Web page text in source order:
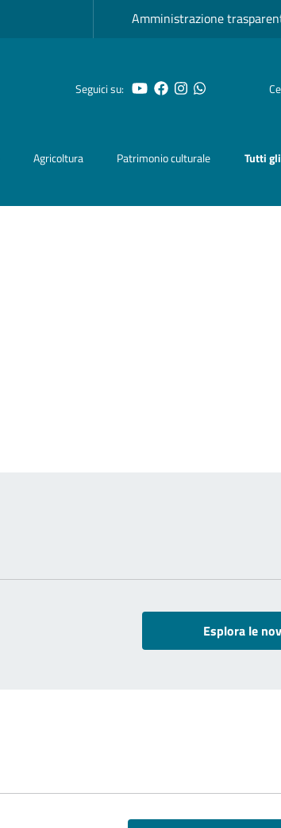
Amministrazione
Seguici su: YouTube
Facebook
Instagram
Whatsapp
Agricoltura Patrimonio culturale Tutti
Esplora le